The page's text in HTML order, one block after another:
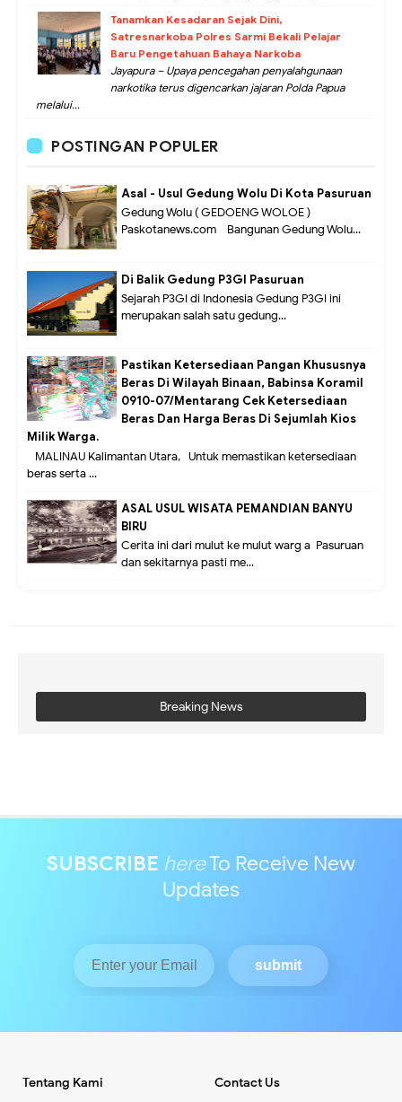
Tanamkan Kesadaran Sejak Dini,
Satresnarkoba Polres Sarmi Bekali Pelajar
Baru Pengetahuan Bahaya Narkoba
Jayapura – Upaya pencegahan penyalahgunaan
narkotika terus digencarkan jajaran Polda Papua
melalui...
POSTINGAN POPULER
Asal - Usul Gedung Wolu Di Kota Pasuruan
Gedung Wolu ( GEDOENG WOLOE )
Paskotanews.com - Bangunan Gedung Wolu...
Di Balik Gedung P3GI Pasuruan
Sejarah P3GI di Indonesia Gedung P3GI ini
merupakan salah satu gedung...
Pastikan Ketersediaan Pangan Khususnya
Beras Di Wilayah Binaan, Babinsa Koramil
0910-07/Mentarang Cek Ketersediaan
Beras Dan Harga Beras Di Sejumlah Kios
Milik Warga.
MALINAU Kalimantan Utara,- Untuk memastikan ketersediaan
beras serta ...
ASAL USUL WISATA PEMANDIAN BANYU
BIRU
Cerita ini dari mulut ke mulut warg a Pasuruan
dan sekitarnya pasti me...
Breaking News
SUBSCRIBE hereTo Receive New
Updates
Tentang Kami Contact Us